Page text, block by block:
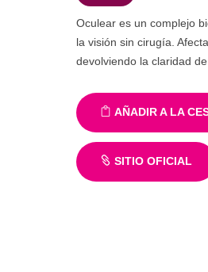
Oculear es un complejo
la visión sin cirugía.
devolviendo la claridad
AÑADIR A LA
SITIO OFICIAL